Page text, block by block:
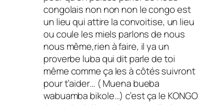
congolais non non non le congo est
un lieu qui attire la convoitise, un lieu
ou coule les miels parlons de nous
nous même,rien à faire, il ya un
proverbe luba qui dit parle de toi
même comme ça les à côtés suivront
pour t’aider… ( Muena bueba
wabuamba bikole…) c’est ça le KONGO